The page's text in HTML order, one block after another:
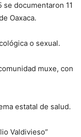
documentaron 11
Oaxaca.
o sexual.
muxe, con
estatal de salud.
Valdivieso”